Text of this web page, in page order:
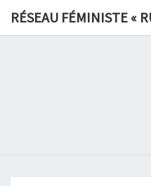
RÉSEAU FÉMINISTE «